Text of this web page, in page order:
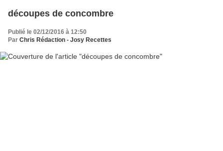
découpes de concombre
Publié le 02/12/2016 à 12:50
Par Chris Rédaction - Josy Recettes